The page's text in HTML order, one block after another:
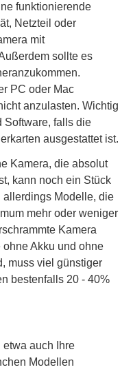
funktionierende
Netzteil oder
mit
sollte es
PC oder Mac
anzulasten. Wichtig
Software, falls die
ausgestattet ist.
Kamera, die absolut
kann noch ein Stück
Modelle, die
mehr oder weniger
Kamera
Akku und ohne
muss viel günstiger
bestenfalls 20 - 40%
etwa auch Ihre
Modellen